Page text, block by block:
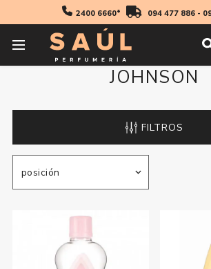
2400 6660* 094 477 886-
JOHNSON
FILTROS